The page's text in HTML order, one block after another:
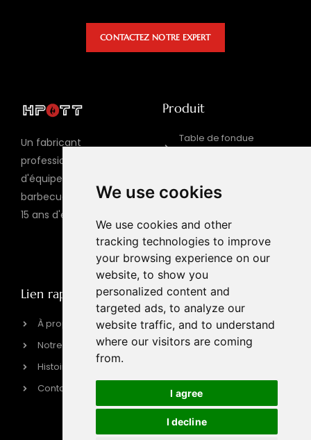
We use cookies
We use cookies and other
tracking technologies to improve
your browsing experience on our
website, to show you
personalized content and
targeted ads, to analyze our
website traffic, and to understand
where our visitors are coming
from.
I agree
I decline
CONTACTEZ NOTRE EXPERT
Un fabricant
professionnel mondial
d'équipements de
barbecue à fondue avec
15 ans d'expérience
Produit
Table de fondue
Barbecue à gaz
Barbecue électrique
cuisinière à induction
Lien rapide
À propos de HPOTT
Notre usine
Histoire de la marque
Contactez-nous
Coordonnées
sales@hpott.com
+86 18928655213
Tianheba RD, district de
Shunde, Foshan,
province du
Guangdong, Chine